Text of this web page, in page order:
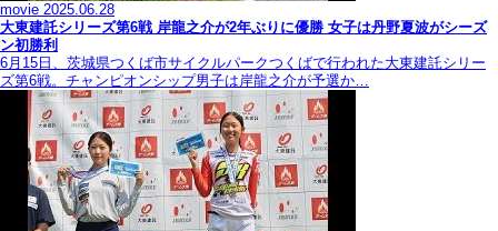
movie 2025.06.28
大東建託シリーズ第6戦 岸龍之介が2年ぶりに優勝 女子は丹野夏波がシーズ
ン初勝利
6月15日、茨城県つくば市サイクルパークつくばで行われた大東建託シリー
ズ第6戦。チャンピオンシップ男子は岸龍之介が予選か…